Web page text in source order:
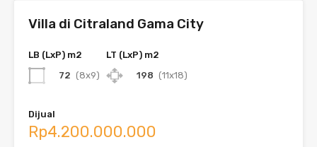
Villa di Citraland Gama City
LB (LxP) m2
72 (8x9)
LT (LxP) m2
198 (11x18)
Dijual
Rp4.200.000.000